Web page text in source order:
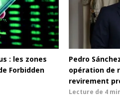
: les zones
Forbidden
Pedro
opération de
revirement
Lecture de 4